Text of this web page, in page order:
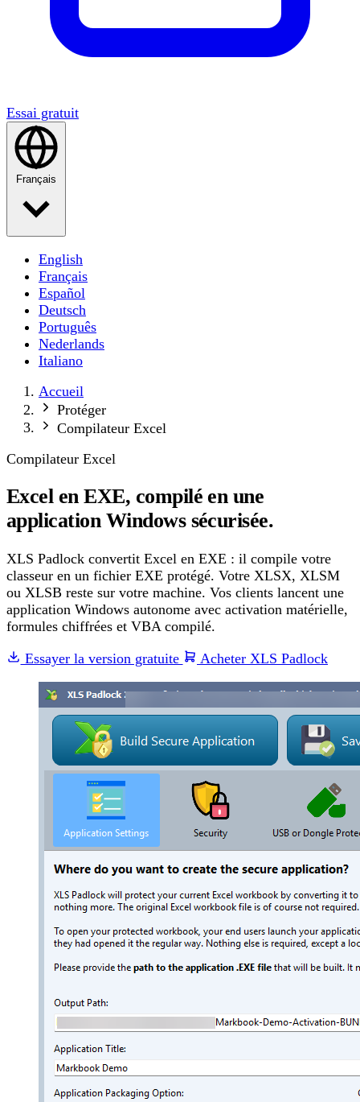
Essai gratuit
Français
English
Français
Español
Deutsch
Português
Nederlands
Italiano
Accueil
Protéger
Compilateur Excel
Compilateur Excel
Excel en EXE, compilé en une
application Windows sécurisée.
XLS Padlock convertit Excel en EXE : il compile votre
classeur en un fichier EXE protégé. Votre XLSX, XLSM
ou XLSB reste sur votre machine. Vos clients lancent une
application Windows autonome avec activation matérielle,
formules chiffrées et VBA compilé.
Essayer la version gratuite
Acheter XLS Padlock